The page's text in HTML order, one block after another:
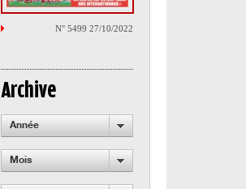
N° 5499 27/10/2022
Archive
Année
Mois